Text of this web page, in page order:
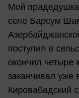
Мой
селе Барсум
поступил в
окончил четыре
заканчивал уже
Кировабадский